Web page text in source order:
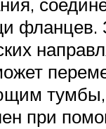
фланцев.
тумбы,
при